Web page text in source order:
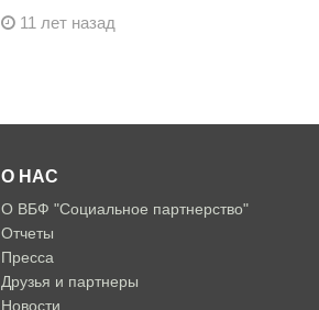
11 лет назад
О НАС
О ВБФ "Социальное партнерство"
Отчеты
Пресса
Друзья и партнеры
Новости